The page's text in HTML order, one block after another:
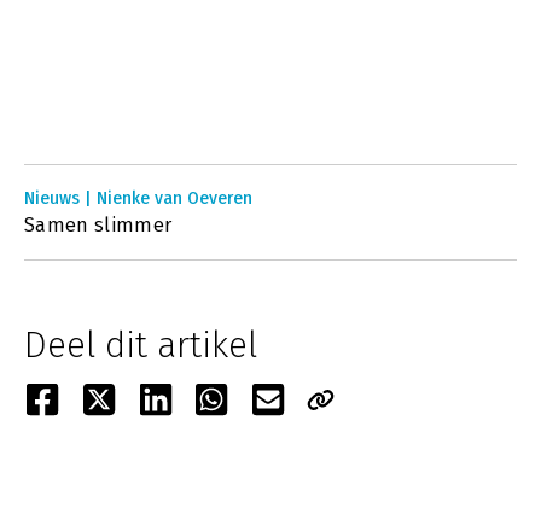
Nieuws | Nienke van Oeveren
Samen slimmer
Deel dit artikel